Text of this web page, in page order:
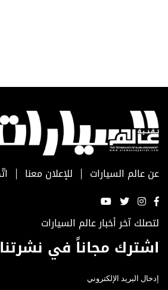
عن عالم السيارات للإعلان معنا
لتصلك آخر أخبار عالم السيارات
اشترك مجاناً في نشرتنا